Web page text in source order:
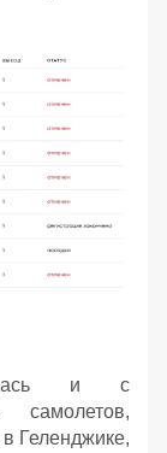
и с
Геленджике,